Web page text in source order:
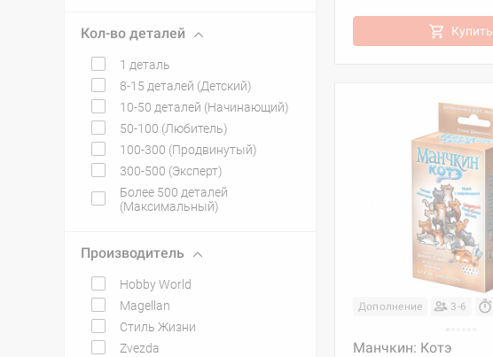
Кол-во деталей
1 деталь
8-15 деталей (Детский)
10-50 деталей (Начинающий)
50-100 (Любитель)
100-300 (Продвинутый)
300-500 (Эксперт)
Более 500 деталей
(Максимальный)
Производитель
Hobby World
Magellan
Стиль Жизни
Zvezda
Купить
Дополнение 3-6
Манчкин: Котэ